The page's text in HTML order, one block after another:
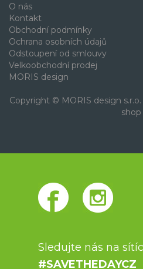
O nás
Kontakt
Obchodní podmínky
Ochrana osobních údajů
Odstoupení od smlouvy
Velkoobchodní prodej
MORIS design
Copyright © MORIS design
shop
Sledujte nás na
#SAVETHEDAYCZ